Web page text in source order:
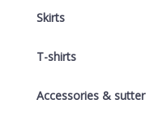
Skirts
T-shirts
Accessories & sutter